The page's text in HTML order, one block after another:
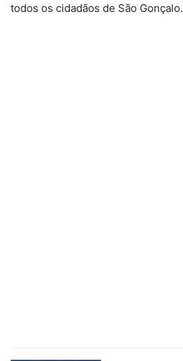
todos os cidadãos de São Gonçalo.